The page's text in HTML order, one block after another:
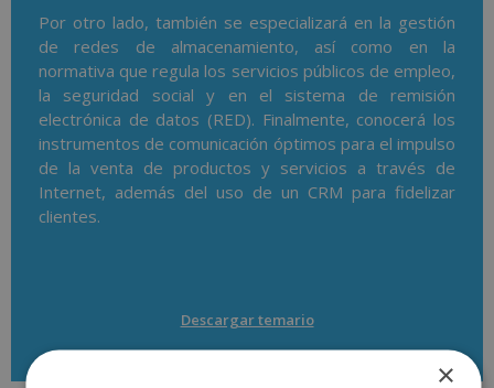
Por otro lado, también se especializará en la gestión
de redes de almacenamiento, así como en la
normativa que regula los servicios públicos de empleo,
la seguridad social y en el sistema de remisión
electrónica de datos (RED). Finalmente, conocerá los
instrumentos de comunicación óptimos para el impulso
de la venta de productos y servicios a través de
Internet, además del uso de un CRM para fidelizar
clientes.
Descargar temario
×